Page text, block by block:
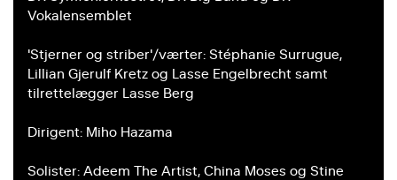
Vokalensemblet
'Stjerner og striber'/værter: Stéphanie Surrugue,
Lillian Gjerulf Kretz og Lasse Engelbrecht samt
tilrettelægger Lasse Berg
Dirigent: Miho Hazama
Solister: Adeem The Artist, China Moses og Stine